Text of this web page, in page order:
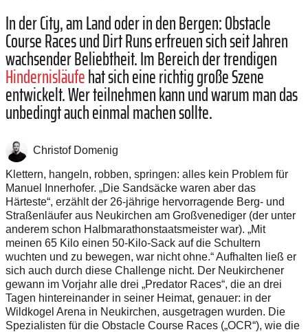
In der City, am Land oder in den Bergen: Obstacle
Course Races und Dirt Runs erfreuen sich seit Jahren
wachsender Beliebtheit. Im Bereich der trendigen
Hindernisläufehat sich eine richtig große Szene
entwickelt. Wer teilnehmen kann und warum man das
unbedingt auch einmal machen sollte.
Christof Domenig
Klettern, hangeln, robben, springen: alles kein Problem für
Manuel Innerhofer. „Die Sandsäcke waren aber das
Härteste“, erzählt der 26-jährige hervorragende Berg- und
Straßenläufer aus Neukirchen am Großvenediger (der unter
anderem schon Halbmarathonstaatsmeister war). „Mit
meinen 65 Kilo einen 50-Kilo-Sack auf die Schultern
wuchten und zu bewegen, war nicht ohne.“ Aufhalten ließ er
sich auch durch diese Challenge nicht. Der Neukirchener
gewann im Vorjahr alle drei „Predator Races“, die an drei
Tagen hintereinander in seiner Heimat, genauer: in der
Wildkogel Arena in Neukirchen, ausgetragen wurden. Die
Spezialisten für die Obstacle Course Races („OCR“), wie die